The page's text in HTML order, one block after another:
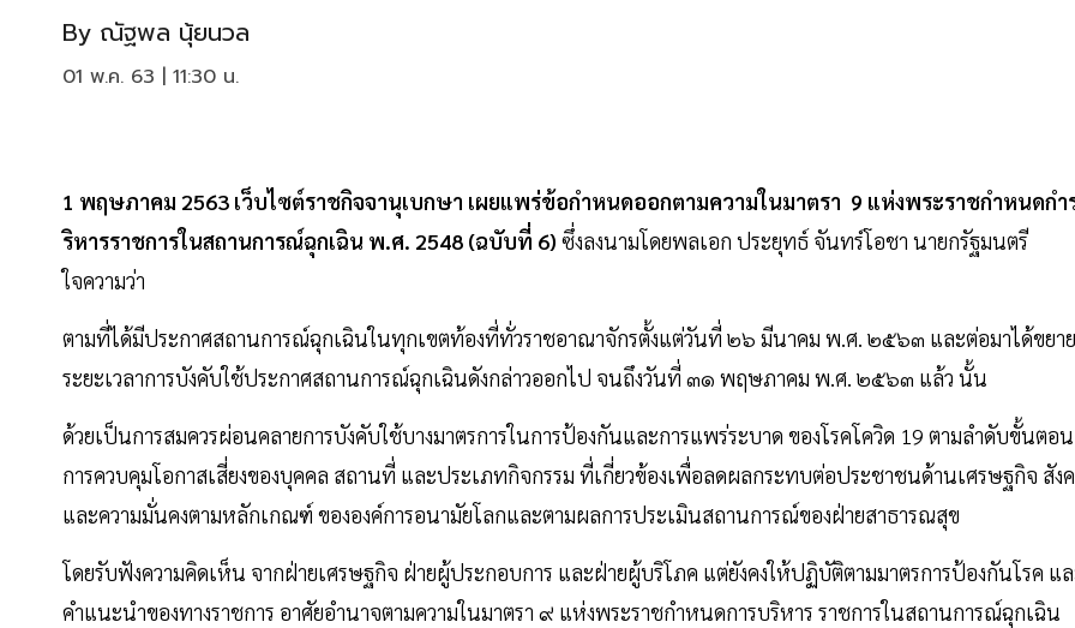
By ณัฐพล นุ้ยนวล
01 พ.ค. 63 | 11:30 น.
1 พฤษภาคม 2563 เว็บไซต์ราชกิจจานุเบกษา เผยแพร่ข้อกำหนดออกตามความในมาตรา 9 แห่งพระราชกำหนดกำ
ริหารราชการในสถานการณ์ฉุกเฉิน พ.ศ. 2548 (ฉบับที่ 6) ซึ่งลงนามโดยพลเอก ประยุทธ์ จันทร์โอชา นายกรัฐมนตรี
ใจความว่า
ตามที่ได้มีประกาศสถานการณ์ฉุกเฉินในทุกเขตท้องที่ทั่วราชอาณาจักรตั้งแต่วันที่ ๒๖ มีนาคม พ.ศ. ๒๕๖๓ และต่อมาได้ขยาย
ระยะเวลาการบังคับใช้ประกาศสถานการณ์ฉุกเฉินดังกล่าวออกไป จนถึงวันที่ ๓๑ พฤษภาคม พ.ศ. ๒๕๖๓ แล้ว นั้น
ด้วยเป็นการสมควรผ่อนคลายการบังคับใช้บางมาตรการในการป้องกันและการแพร่ระบาด ของโรคโควิด 19 ตามลําดับขั้นตอน
การควบคุมโอกาสเสี่ยงของบุคคล สถานที่ และประเภทกิจกรรม ที่เกี่ยวข้องเพื่อลดผลกระทบต่อประชาชนด้านเศรษฐกิจ สัง
และความมั่นคงตามหลักเกณฑ์ ขององค์การอนามัยโลกและตามผลการประเมินสถานการณ์ของฝ่ายสาธารณสุข
โดยรับฟังความคิดเห็น จากฝ่ายเศรษฐกิจ ฝ่ายผู้ประกอบการ และฝ่ายผู้บริโภค แต่ยังคงให้ปฏิบัติตามมาตรการป้องกันโรค แ
คําแนะนําของทางราชการ อาศัยอํานาจตามความในมาตรา ๙ แห่งพระราชกําหนดการบริหาร ราชการในสถานการณ์ฉุกเฉิน